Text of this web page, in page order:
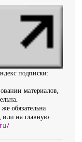
подписки:
материалов,
обязательна
или на главную